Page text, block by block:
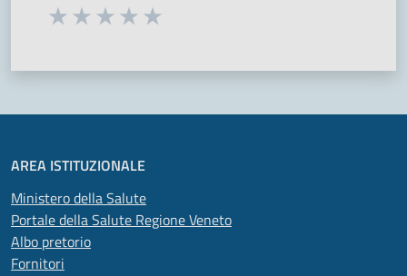
Seleziona una valutazione da 1 a 5 stelle
AREA ISTITUZIONALE
Ministero della Salute
Portale della Salute Regione Veneto
Albo pretorio
Fornitori